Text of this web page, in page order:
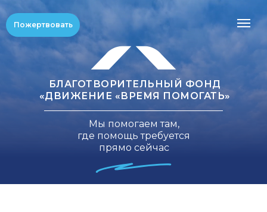
Пожертвовать
БЛАГОТВОРИТЕЛЬНЫЙ ФОНД
«ДВИЖЕНИЕ «ВРЕМЯ ПОМОГАТЬ»
Мы помогаем там,
где помощь требуется
прямо сейчас